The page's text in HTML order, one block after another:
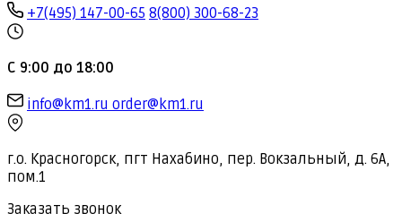
+7(495) 147-00-65 8(800) 300-68-23
С 9:00 до 18:00
info@km1.ru order@km1.ru
г.о. Красногорск, пгт Нахабино, пер. Вокзальный, д. 6А,
пом.1
Заказать звонок